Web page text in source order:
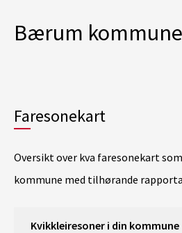
Bærum kommune
Faresonekart
Oversikt over kva faresonekart
kommune med tilhørande
Kvikkleiresoner i din kommune